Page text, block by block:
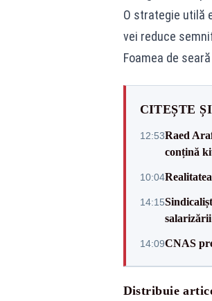
O strategie utilă
vei reduce
Foamea de
CITEȘTE ȘI
12:53Raed
conțină
10:04
14:15
salarizării
14:09CNAS
Distribuie